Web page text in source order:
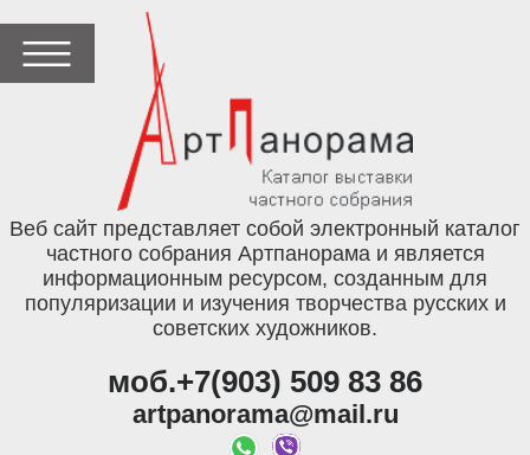
Веб сайт представляет собой электронный каталог
частного собрания Артпанорама и является
информационным ресурсом, созданным для
популяризации и изучения творчества русских и
советских художников.
моб.+7(903) 509 83 86
artpanorama@mail.ru